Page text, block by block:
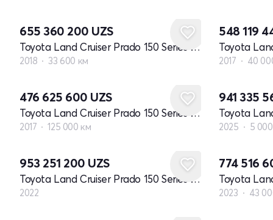
655 360 200 UZS
Toyota Land Cruiser Prado 150 Series рестайлинг 2
2018 33 600 км
548 119
2017 40
476 625 600 UZS
Toyota Land Cruiser Prado 150 Series рестайлинг 1
2017 125 000 км
941 335
Toyota
2025 5
953 251 200 UZS
Toyota Land Cruiser Prado 150 Series рестайлинг 3
2022
774 516
2023 43